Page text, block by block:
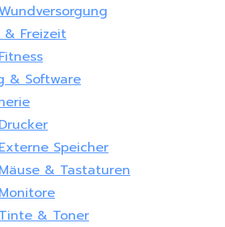
& Freizeit
& Software
Speicher
& Tastaturen
& Toner